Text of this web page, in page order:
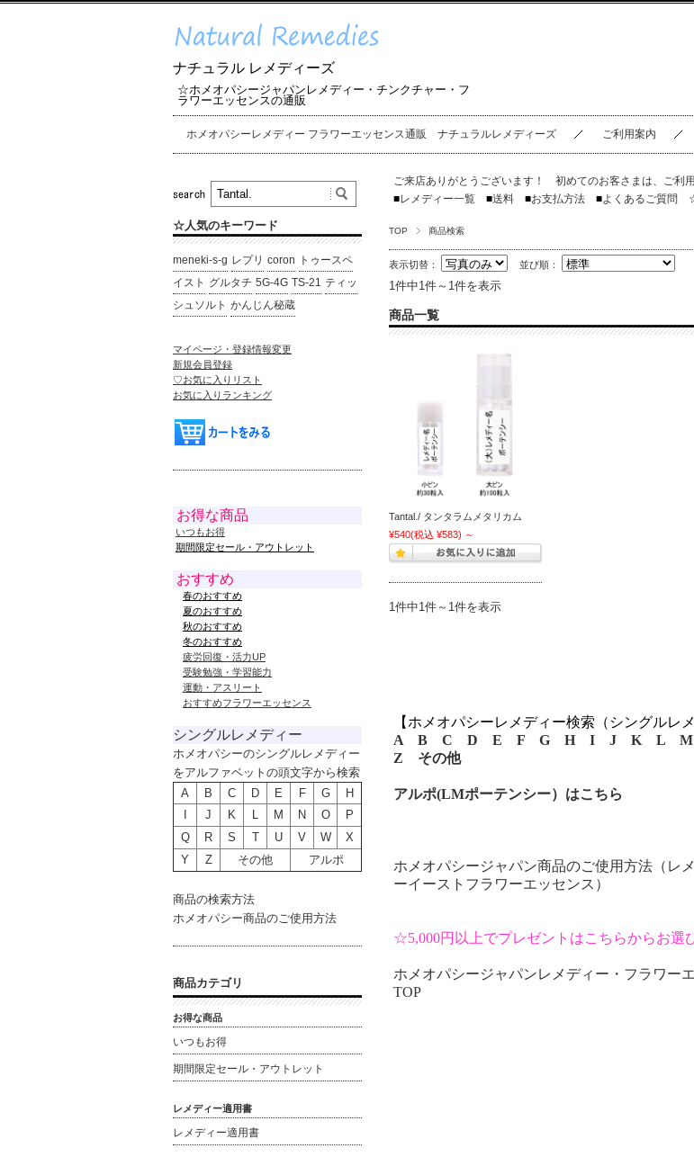
ナチュラル レメディーズ
☆ホメオパシージャパンレメディー・チンクチャー・フ
ラワーエッセンスの通販
ホメオパシーレメディー フラワーエッセンス通販 ナチュラルレメディーズ ご利用案内
ご来店ありがとうございます！ 初めてのお客さまは、 ご利
■レメディー一覧 ■送料 ■お支払方法 ■よくあるご質問
TOP 商品検索
表示切替： 並び順：
1件中1件～1件を表示
商品一覧
Tantal./ タンタラムメタリカム
¥540(税込 ¥583) ～
1件中1件～1件を表示
【ホメオパシーレメディー検索（シングルレ
A
B C D E F G H I J K L M
Z
その他
アルポ(LMポーテンシー）はこちら
ホメオパシージャパン商品のご使用方法（レ
ーイーストフラワーエッセンス）
☆5,000円以上でプレゼントはこちらからお選
ホメオパシージャパンレメディー・フラワー
TOP
☆人気のキーワード
meneki-s-g レプリ coron
トゥースペ
イスト グルタチ 5G-4G TS-21 ティッ
シュソルト かんじん秘蔵
マイページ・登録情報変更
新規会員登録
♡お気に入りリスト
お気に入りランキング
お得な商品
いつもお得
期間限定セール・アウトレット
おすすめ
春のおすすめ
夏のおすすめ
秋のおすすめ
冬のおすすめ
疲労回復・活力UP
受験勉強・学習能力
運動・アスリート
おすすめフラワーエッセンス
シングルレメディー
ホメオパシーのシングルレメディー
をアルファベットの頭文字から検索
A
B C D E F G
H
J K L M N O
P
Q
R S T U V W
X
Y
Z その他 アルポ
商品の検索方法
ホメオパシー商品のご使用方法
商品カテゴリ
お得な商品
いつもお得
期間限定セール・アウトレット
レメディー適用書
レメディー適用書